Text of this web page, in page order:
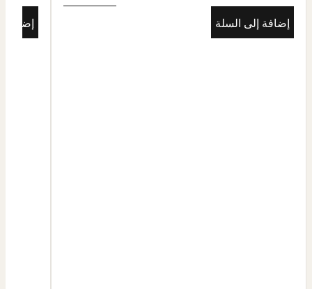
إضافة إلى السلة
إضافة